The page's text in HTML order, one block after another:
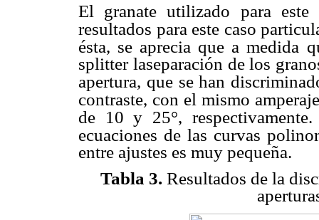
El granate utilizado para
resultados para este caso
ésta, se aprecia que a medida
splitter laseparación de los
apertura, que se han
contraste, con el mismo
de 10 y 25°,
ecuaciones de las curvas
entre ajustes es muy pequeña.
Tabla 3. Resultados de la